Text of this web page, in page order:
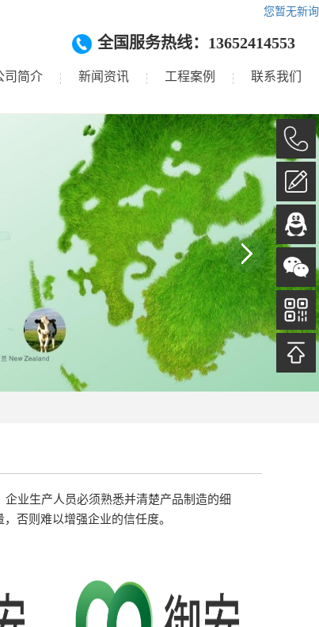
您暂无新
司简介 新闻资讯 工程案例 联系我们
全国服务热线：13652414553
业生产人员必须熟悉并清楚产品制造的细
否则难以增强企业的信任度。